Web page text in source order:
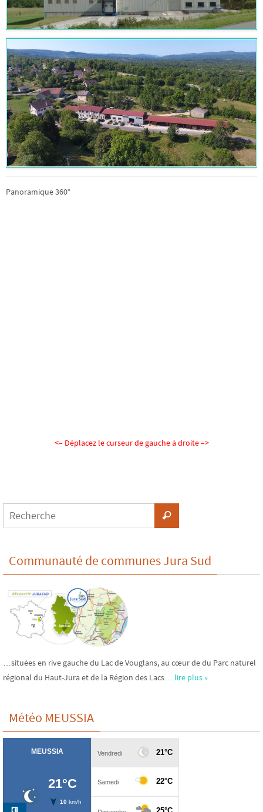
Panoramique 360°
<– Déplacez le curseur de gauche à droite –>
Communauté de communes Jura Sud
…situées en rive gauche du Lac de Vouglans, au cœur de du Parc naturel
régional du Haut-Jura et de la Région des Lacs… lire plus »
Météo MEUSSIA